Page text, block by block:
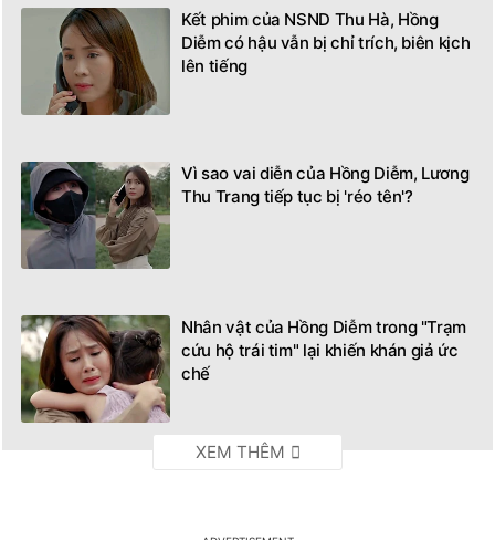
Kết phim của NSND Thu Hà, Hồng
Diễm có hậu vẫn bị chỉ trích, biên kịch
lên tiếng
Vì sao vai diễn của Hồng Diễm, Lương
Thu Trang tiếp tục bị 'réo tên'?
Nhân vật của Hồng Diễm trong "Trạm
cứu hộ trái tim" lại khiến khán giả ức
chế